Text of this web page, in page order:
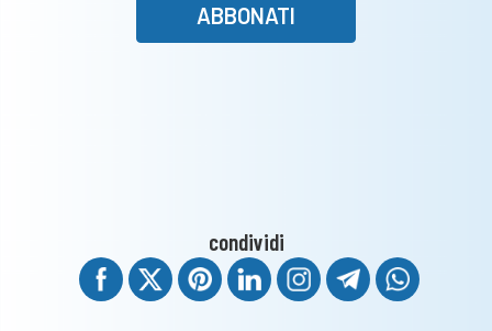
ABBONATI
condividi